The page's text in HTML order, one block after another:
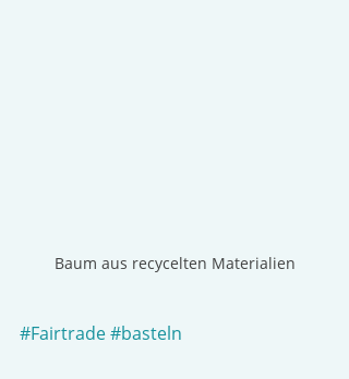
Baum aus recycelten Materialien
#Fairtrade#basteln